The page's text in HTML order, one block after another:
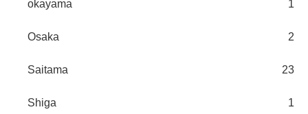
okayama 1
Osaka 2
Saitama 23
Shiga 1